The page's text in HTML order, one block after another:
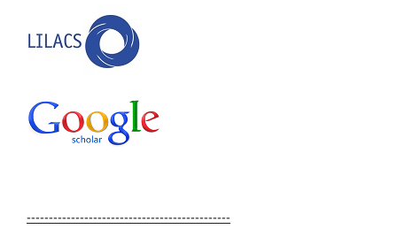
----------------------------------------------